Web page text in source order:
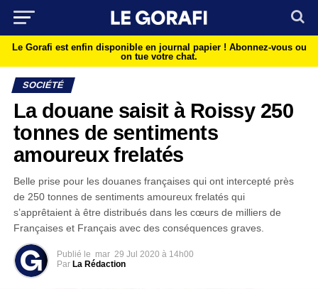
Le Gorafi est enfin disponible en journal papier ! Abonnez-vous ou
on tue votre chat.
SOCIÉTÉ
La douane saisit à Roissy 250
tonnes de sentiments
amoureux frelatés
Belle prise pour les douanes françaises qui ont intercepté près
de 250 tonnes de sentiments amoureux frelatés qui
s’apprêtaient à être distribués dans les cœurs de milliers de
Françaises et Français avec des conséquences graves.
Publié le mar 29 Jul 2020 à 14h00
Par La Rédaction